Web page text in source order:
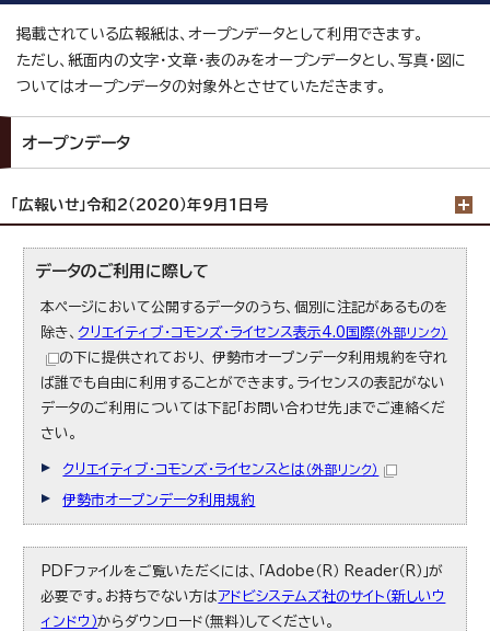
掲載されている広報紙は、オープンデータとして利用できます。
ただし、紙面内の文字・文章・表のみをオープンデータとし、写真・図に
ついてはオープンデータの対象外とさせていただきます。
オープンデータ
「広報いせ」令和2（2020）年9月1日号
データのご利用に際して
本ページにおいて公開するデータのうち、個別に注記があるものを
除き、 クリエイティブ・コモンズ・ライセンス表示4.0国際（外部リンク）
の下に提供されており、 伊勢市オープンデータ利用規約を守れ
ば誰でも自由に利用することができます。ライセンスの表記がない
データのご利用については下記「お問い合わせ先」までご連絡くだ
さい。
クリエイティブ・コモンズ・ライセンスとは （外部リンク）
伊勢市オープンデータ利用規約
PDFファイルをご覧いただくには、「Adobe（R） Reader（R）」が
必要です。お持ちでない方は アドビシステムズ社のサイト（新しいウ
ィンドウ）からダウンロード（無料）してください。